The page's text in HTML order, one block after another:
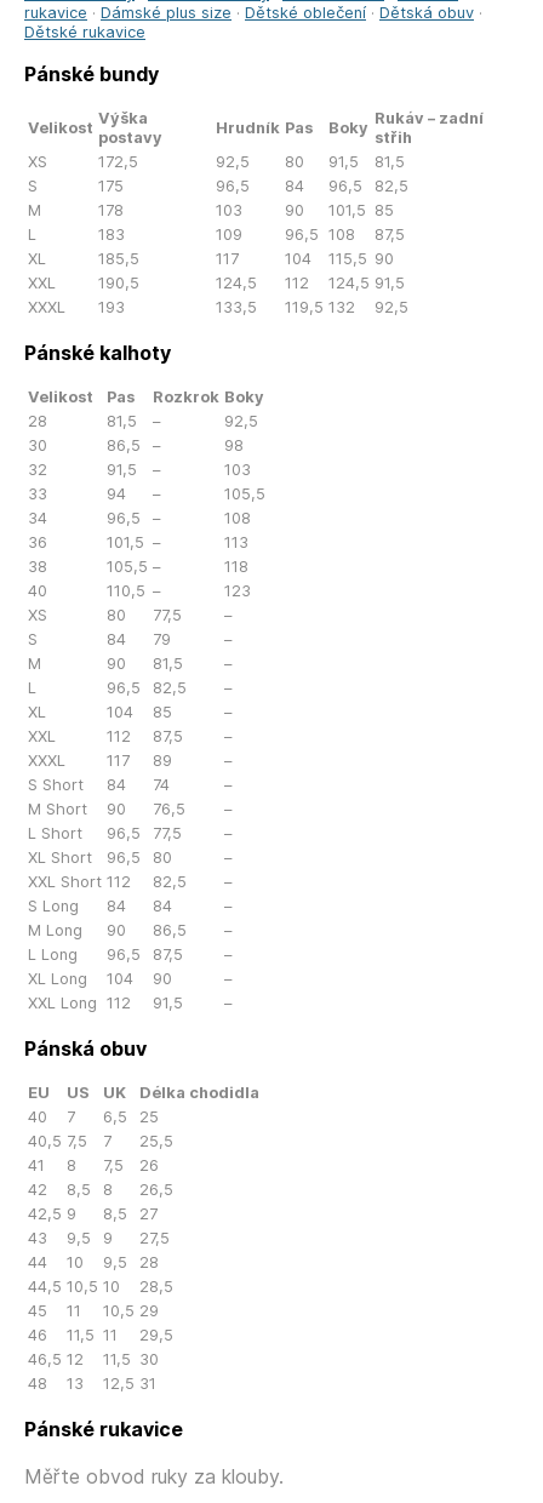
rukavice · Dámské plus size · Dětské oblečení · Dětská obuv ·
Dětské rukavice
Pánské bundy
Velikost
Výška
postavy
Hrudník Pas Boky
Rukáv – zadní
střih
XS
172,5 92,5 80 91,5
81,5
S
175 96,5 84 96,5
82,5
M
178 103 90 101,5 85
L
183 109 96,5 108
87,5
XL
185,5 117 104 115,5 90
XXL
190,5 124,5 112 124,5 91,5
XXXL
193 133,5 119,5 132 92,5
Pánské kalhoty
Velikost Pas Rozkrok Boky
28
81,5 –
92,5
30
86,5 –
98
32
91,5 –
103
33
94 –
105,5
34
96,5 –
108
36
101,5 –
113
38
105,5 –
118
40
110,5 –
123
XS
80 77,5
–
S
84 79
–
M
90 81,5
–
L
96,5 82,5
–
XL
104 85
–
XXL
112 87,5
–
XXXL
117 89
–
S Short
84 74
–
M Short
90 76,5
–
L Short
96,5 77,5
–
XL Short
96,5 80
–
XXL Short 112 82,5
–
S Long
84 84
–
M Long
90 86,5
–
L Long
96,5 87,5
–
XL Long
104 90
–
XXL Long 112 91,5 –
Pánská obuv
EU US UK
Délka chodidla
40
7 6,5
25
40,5 7,5 7
25,5
41
8 7,5
26
42
8,5 8
26,5
42,5 9 8,5
27
43
9,5 9
27,5
44
10 9,5
28
44,5 10,5 10
28,5
45
11 10,5 29
46
11,5 11
29,5
46,5 12 11,5 30
48
13 12,5 31
Pánské rukavice
Měřte obvod ruky za klouby.